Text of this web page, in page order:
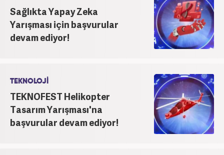
Sağlıkta Yapay Zeka
Yarışması için başvurular
devam ediyor!
TEKNOLOJİ
TEKNOFEST Helikopter
Tasarım Yarışması'na
başvurular devam ediyor!